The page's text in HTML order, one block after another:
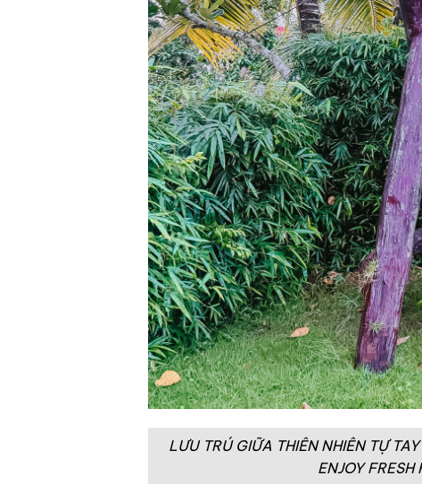
LƯU TRÚ GIỮA THIÊN NHIÊN TỰ
ENJOY